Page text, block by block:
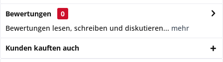
Bewertungen
0
Bewertungen lesen, schreiben und diskutieren... mehr
Kunden kauften auch